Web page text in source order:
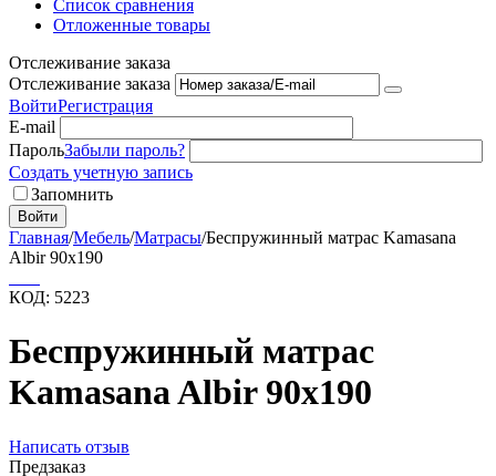
Список сравнения
Отложенные товары
Отслеживание заказа
Отслеживание заказа
ВойтиРегистрация
E-mail
ПарольЗабыли пароль?
Создать учетную запись
Запомнить
Войти
Главная/Мебель/Матрасы/Беспружинный матрас Kamasana
Albir 90х190
КОД: 5223
Беспружинный матрас
Kamasana Albir 90х190
Написать отзыв
Предзаказ